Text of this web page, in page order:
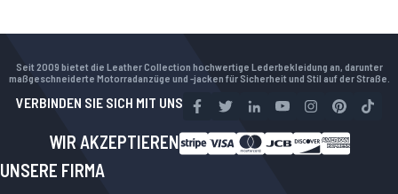
Seit 2009 bietet die Leather Collection hochwertige Lederbekleidung an, darunter
maßgeschneiderte Motorradanzüge und -jacken für Sicherheit und Stil auf der Straße.
VERBINDEN SIE SICH MIT UNS
WIR AKZEPTIEREN
UNSERE FIRMA